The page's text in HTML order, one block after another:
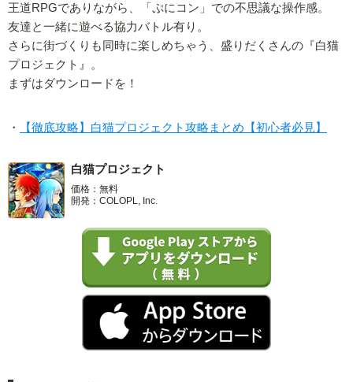
王道RPGでありながら、「ぷにコン」での不思議な操作感。
友達と一緒に遊べる協力バトル有り。
さらに街づくりも同時に楽しめちゃう、盛りだくさんの『白猫
プロジェクト』。
まずはダウンロードを！
・ 【徹底攻略】白猫プロジェクト攻略まとめ【初心者必見】
白猫プロジェクト
価格：無料
開発：COLOPL, Inc.